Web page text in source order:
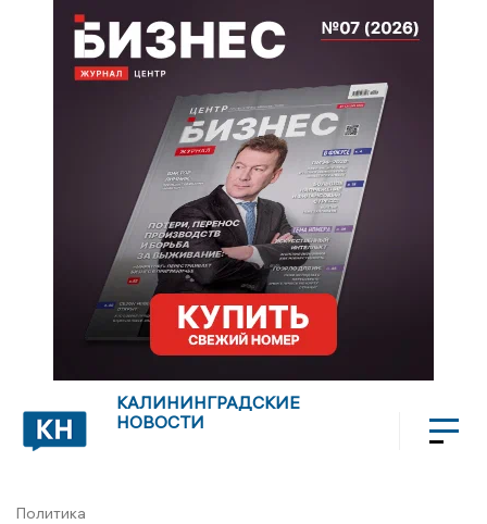
КАЛИНИНГРАДСКИЕ
НОВОСТИ
Политика